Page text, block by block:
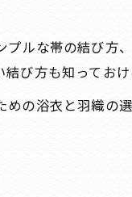
ルな帯の結び方
び方も知ってお
の浴衣と羽織の